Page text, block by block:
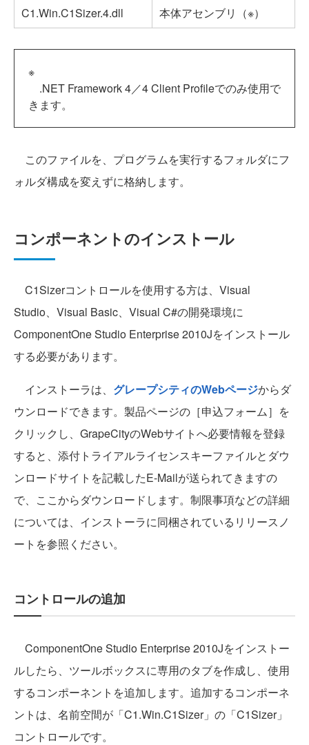
C1.Win.C1Sizer.4.dll
本体アセンブリ（※）
※
.NET Framework 4／4 Client Profileでのみ使用で
きます。
このファイルを、プログラムを実行するフォルダにフ
ォルダ構成を変えずに格納します。
コンポーネントのインストール
C1Sizerコントロールを使用する方は、Visual
Studio、Visual Basic、Visual C#の開発環境に
ComponentOne Studio Enterprise 2010Jをインストール
する必要があります。
インストーラは、 グレープシティのWebページからダ
ウンロードできます。製品ページの［申込フォーム］を
クリックし、GrapeCityのWebサイトへ必要情報を登録
すると、添付トライアルライセンスキーファイルとダウ
ンロードサイトを記載したE-Mailが送られてきますの
で、ここからダウンロードします。制限事項などの詳細
については、インストーラに同梱されているリリースノ
ートを参照ください。
コントロールの追加
ComponentOne Studio Enterprise 2010Jをインストー
ルしたら、ツールボックスに専用のタブを作成し、使用
するコンポーネントを追加します。追加するコンポーネ
ントは、名前空間が「C1.Win.C1Sizer」の「C1Sizer」
コントロールです。